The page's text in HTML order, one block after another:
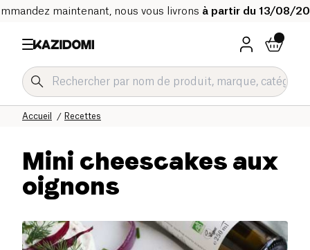
maintenant, nous vous livrons à partir du 13/08/
Recettes
Accueil
Mini cheescakes aux
oignons